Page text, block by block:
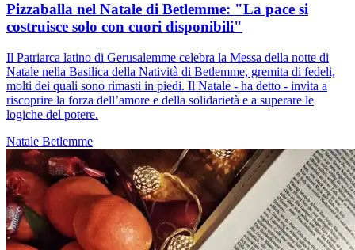
Pizzaballa nel Natale di Betlemme: "La pace si
costruisce solo con cuori disponibili"
Il Patriarca latino di Gerusalemme celebra la Messa della notte di
Natale nella Basilica della Natività di Betlemme, gremita di fedeli,
molti dei quali sono rimasti in piedi. Il Natale - ha detto - invita a
riscoprire la forza dell’amore e della solidarietà e a superare le
logiche del potere.
Natale Betlemme